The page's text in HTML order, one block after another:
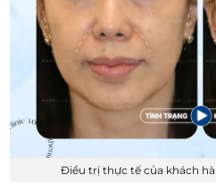
Điều trị thực tế của khách